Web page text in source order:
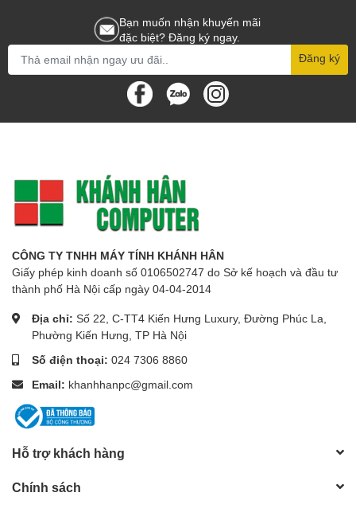
Bạn muốn nhận khuyến mãi
đặc biệt? Đăng ký ngay.
Đăng ký
CÔNG TY TNHH MÁY TÍNH KHÁNH HÂN
Giấy phép kinh doanh số 0106502747 do Sở kế hoạch và đầu tư
thành phố Hà Nội cấp ngày 04-04-2014
Địa chỉ: Số 22, C-TT4 Kiến Hưng Luxury, Đường Phúc La,
Phường Kiến Hưng, TP Hà Nội
Số điện thoại: 024 7306 8860
Email: khanhhanpc@gmail.com
Hỗ trợ khách hàng
Chính sách